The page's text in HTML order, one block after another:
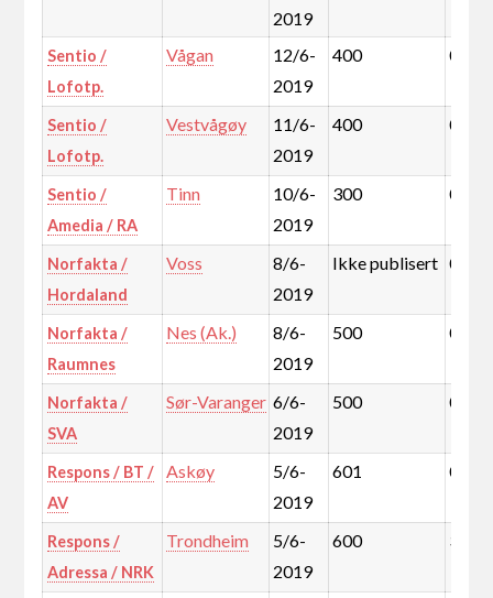
2019
Sentio /
Lofotp.
Vågan
12/6-
2019
400 0,2%
Sentio /
Lofotp.
Vestvågøy
11/6-
2019
400 0,2%
Sentio /
Amedia / RA
Tinn
10/6-
2019
300 0,1%
Norfakta /
Hordaland
Voss
8/6-
2019
Ikke publisert 0,3%
Norfakta /
Raumnes
Nes (Ak.)
8/6-
2019
500 0,4%
Norfakta /
SVA
Sør-Varanger 6/6-
2019
500 0,2%
Respons / BT /
AV
Askøy
5/6-
2019
601 0,5%
Respons /
Adressa / NRK
Trondheim
5/6-
2019
600 3,8%